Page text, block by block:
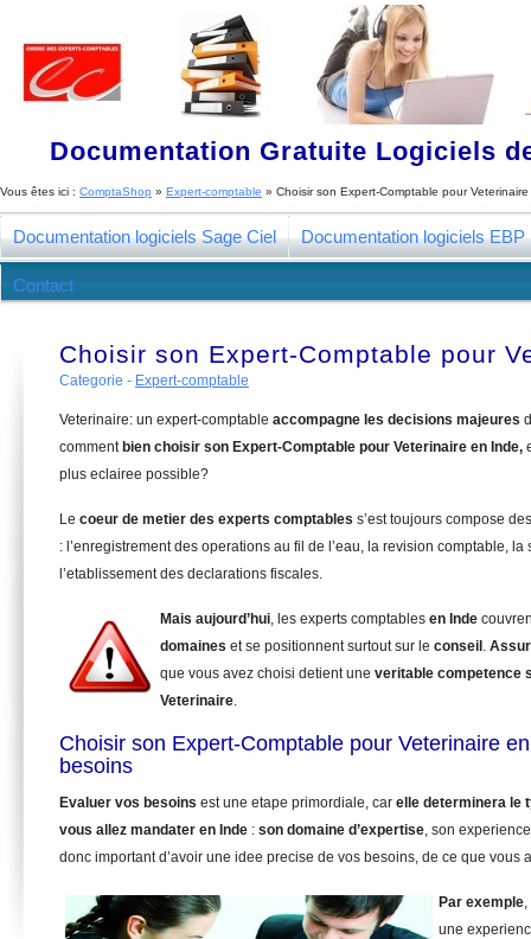
Documentation Gratuite Logiciels
Vous êtes ici : ComptaShop » Expert-comptable » Choisir son Expert-Comptable pour
Documentation logiciels Sage Ciel Documentation logiciels EBP
Contact
Choisir son Expert-Comptable pour
Categorie - Expert-comptable
Veterinaire: un expert-comptable accompagne les decisions majeures
comment bien choisir son Expert-Comptable pour Veterinaire en Inde,
plus eclairee possible?
Le coeur de metier des experts comptables s’est toujours compose
: l’enregistrement des operations au fil de l’eau, la revision comptable, la
l’etablissement des declarations fiscales.
Mais aujourd’hui, les experts comptables en Inde
domaines et se positionnent surtout sur le conseil .
que vous avez choisi detient une veritable competence
Veterinaire.
Choisir son Expert-Comptable pour Veterinaire
besoins
Evaluer vos besoins est une etape primordiale, car elle determinera le
vous allez mandater en Inde : son domaine d’expertise, son
donc important d’avoir une idee precise de vos besoins, de ce que vous
Par exemple
une